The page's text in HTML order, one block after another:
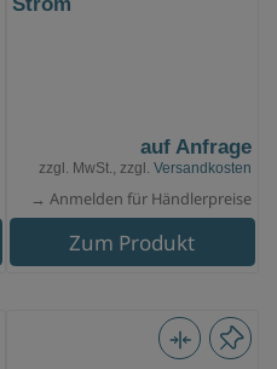
auf Anfrage
zzgl. MwSt., zzgl. Versandkosten
→ Anmelden für Händlerpreise
Zum Produkt